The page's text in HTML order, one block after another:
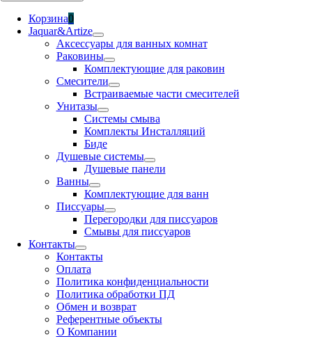
Корзина0
Jaquar&Artize
Аксессуары для ванных комнат
Раковины
Комплектующие для раковин
Смесители
Встраиваемые части смесителей
Унитазы
Системы смыва
Комплекты Инсталляций
Биде
Душевые системы
Душевые панели
Ванны
Комплектующие для ванн
Писсуары
Перегородки для писсуаров
Смывы для писсуаров
Контакты
Контакты
Оплата
Политика конфиденциальности
Политика обработки ПД
Обмен и возврат
Референтные объекты
О Компании